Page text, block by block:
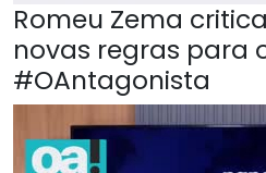
Romeu Zema
novas regras para o
#OAntagonista